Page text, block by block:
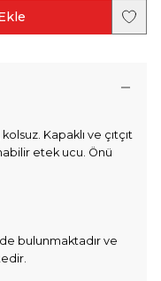
Kapaklı ve çıtçıt
etek ucu. Önü
bulunmaktadır ve